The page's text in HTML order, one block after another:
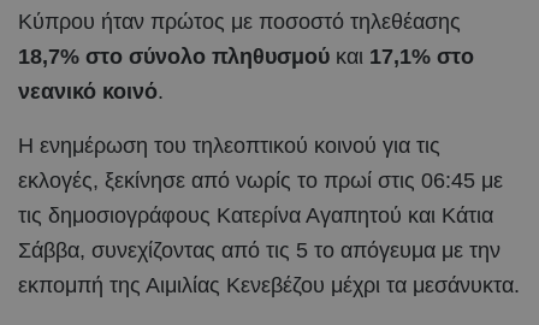
Κύπρου ήταν πρώτος με ποσοστό τηλεθέασης
18,7% στο σύνολο πληθυσμού και 17,1% στο
νεανικό κοινό.
Η ενημέρωση του τηλεοπτικού κοινού για τις
εκλογές, ξεκίνησε από νωρίς το πρωί στις 06:45 με
τις δημοσιογράφους Κατερίνα Αγαπητού και Κάτια
Σάββα, συνεχίζοντας από τις 5 το απόγευμα με την
εκπομπή της Αιμιλίας Κενεβέζου μέχρι τα μεσάνυκτα.